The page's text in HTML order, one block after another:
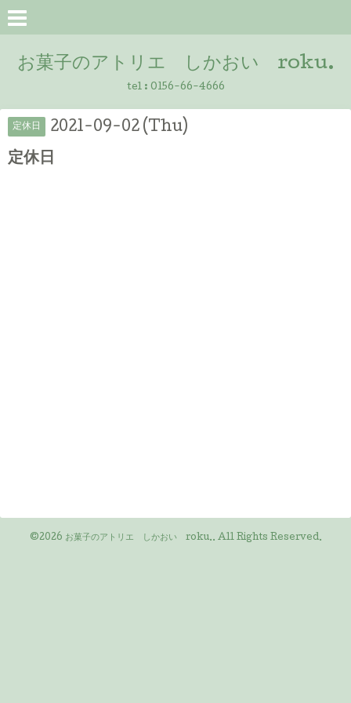
お菓子のアトリエ しかおい roku.
tel : 0156-66-4666
定休日 2021-09-02 (Thu)
定休日
©2026 お菓子のアトリエ しかおい roku.. All Rights Reserved.